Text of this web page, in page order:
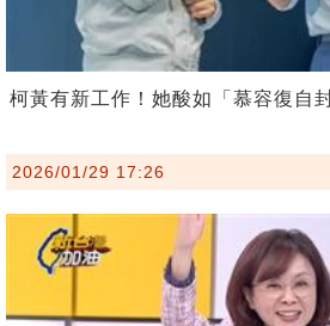
柯黃有新工作！她酸如「慕容復自
2026/01/29 17:26